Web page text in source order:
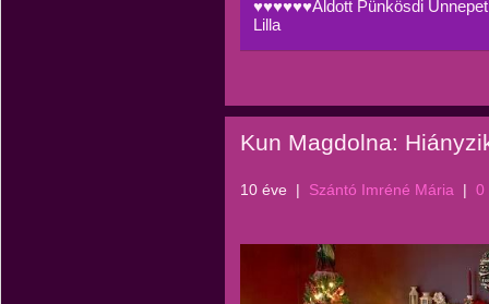
♥♥♥♥♥♥Áldott Pünkösdi
Lilla
Kun Magdolna:
10 éve | Szántó Imréné Mária | 0